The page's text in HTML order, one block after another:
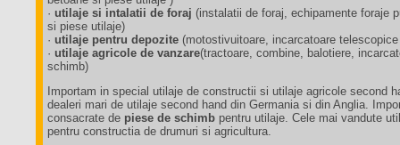
· utilaje si intalatii de foraj (instalatii de foraj, echipamente foraje
si piese utilaje)
· utilaje pentru depozite (motostivuitoare, incarcatoare
· utilaje agricole de vanzare(tractoare, combine, balotiere,
schimb)
Importam in special utilaje de constructii si utilaje agricole second
dealeri mari de utilaje second hand din Germania si din Anglia.
consacrate de piese de schimb pentru utilaje. Cele mai vandute
pentru constructia de drumuri si agricultura.